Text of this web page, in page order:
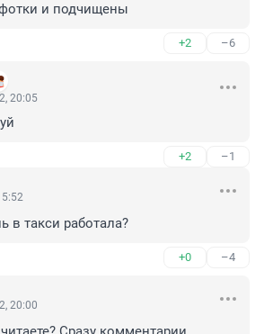
и подчищены
+2 –6
20:05
+2 –1
в такси работала?
+0 –4
20:00